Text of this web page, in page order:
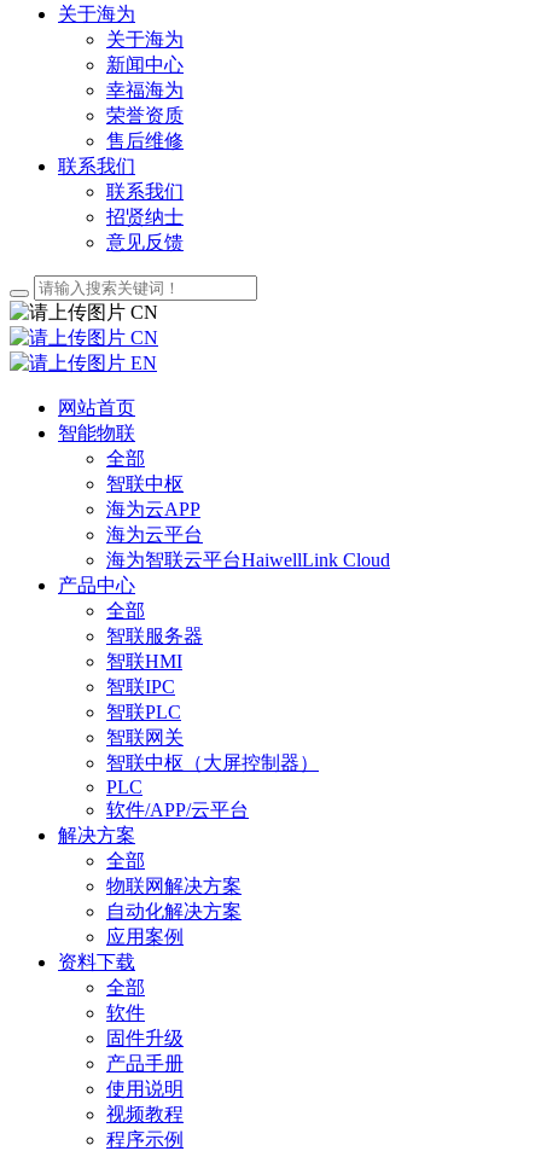
关于海为
关于海为
新闻中心
幸福海为
荣誉资质
售后维修
联系我们
联系我们
招贤纳士
意见反馈
CN
CN
EN
网站首页
智能物联
全部
智联中枢
海为云APP
海为云平台
海为智联云平台HaiwellLink Cloud
产品中心
全部
智联服务器
智联HMI
智联IPC
智联PLC
智联网关
智联中枢（大屏控制器）
PLC
软件/APP/云平台
解决方案
全部
物联网解决方案
自动化解决方案
应用案例
资料下载
全部
软件
固件升级
产品手册
使用说明
视频教程
程序示例